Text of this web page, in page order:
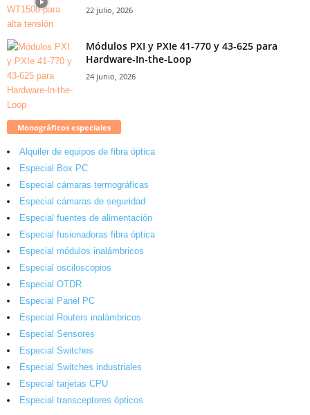
22 julio, 2026
Módulos PXI y PXIe 41-770 y 43-625 para
Hardware-In-the-Loop
24 junio, 2026
Monográficos especiales
Alquiler de equipos de fibra óptica
Especial Box PC
Especial cámaras termográficas
Especial cámaras de seguridad
Especial fuentes de alimentación
Especial fusionadoras fibra óptica
Especial módulos inalámbricos
Especial osciloscopios
Especial OTDR
Especial Panel PC
Especial Routers inalámbricos
Especial Sensores
Especial Switches
Especial Switches industriales
Especial tarjetas CPU
Especial transceptores ópticos